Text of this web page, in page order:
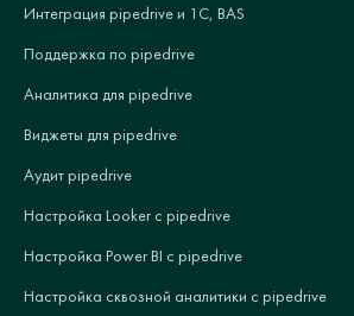
Интеграция pipedrive и 1С, BAS
Поддержка по pipedrive
Аналитика для pipedrive
Виджеты для pipedrive
Аудит pipedrive
Настройка Looker с pipedrive
Настройка Power BI с pipedrive
Настройка сквозной аналитики с pipedrive